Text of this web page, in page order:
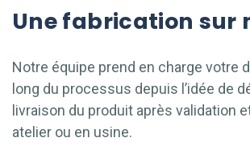
Une fabrication sur
Notre équipe prend en charge votre
long du processus depuis l’idée de
livraison du produit après validation
atelier ou en usine.